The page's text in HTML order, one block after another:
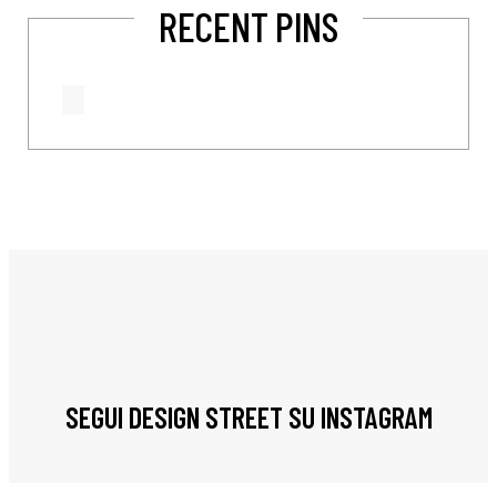
RECENT PINS
SEGUI DESIGN STREET SU INSTAGRAM